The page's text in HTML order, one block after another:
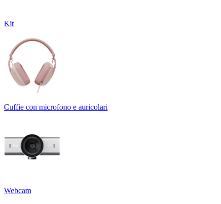
Kit
Cuffie con microfono e auricolari
Webcam